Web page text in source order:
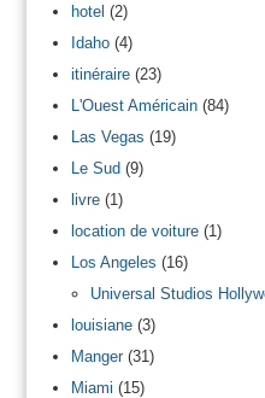
hotel (2)
Idaho(4)
itinéraire(23)
L'Ouest Américain(84)
Las Vegas (19)
Le Sud(9)
livre(1)
location de voiture(1)
Los Angeles (16)
Universal Studios
louisiane(3)
Manger(31)
Miami (15)